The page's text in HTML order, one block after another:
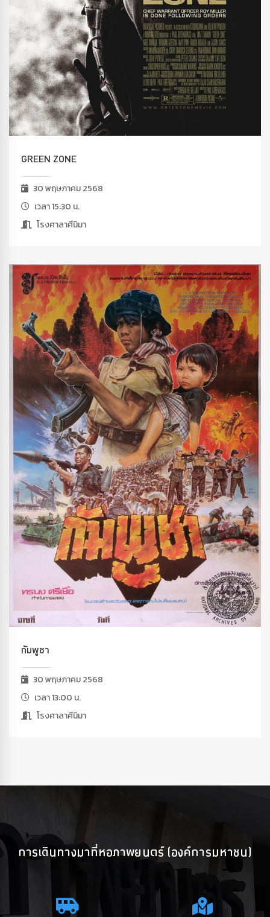
GREEN ZONE
30 พฤษภาคม 2568
เวลา 15:30 น.
โรงศาลาศีนิมา
กัมพูชา
30 พฤษภาคม 2568
เวลา 13:00 น.
โรงศาลาศีนิมา
การเดินทางมาที่หอภาพยนตร์ (องค์การมหาชน)